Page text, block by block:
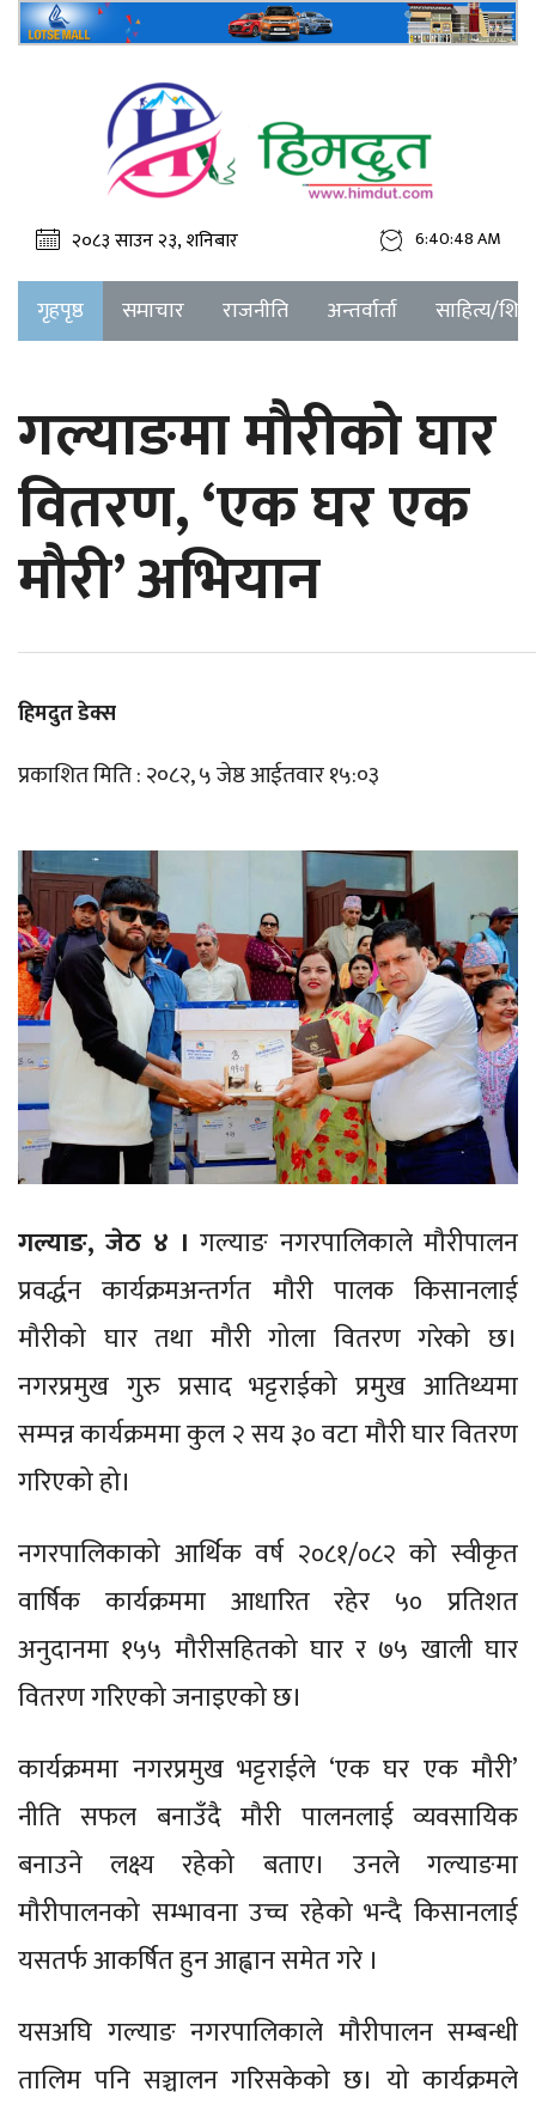
२०८३ साउन २३, शनिबार 6:40:48 AM
गृहपृष्ठ समाचार राजनीति अन्तर्वार्ता साहित्य/
गल्याङमा मौरीको घार
वितरण, ‘एक घर एक
मौरी’ अभियान
हिमदुत डेक्स
प्रकाशित मिति : २०८२, ५ जेष्ठ आईतवार १५:०३
गल्याङ, जेठ ४ ।गल्याङ नगरपालिकाले मौरीपालन
प्रवर्द्धन कार्यक्रमअन्तर्गत मौरी पालक किसानलाई
मौरीको घार तथा मौरी गोला वितरण गरेको छ।
नगरप्रमुख गुरु प्रसाद भट्टराईको प्रमुख आतिथ्यमा
सम्पन्न कार्यक्रममा कुल २ सय ३० वटा मौरी घार वितरण
गरिएको हो।
नगरपालिकाको आर्थिक वर्ष २०८१/०८२ को स्वीकृत
वार्षिक कार्यक्रममा आधारित रहेर ५० प्रतिशत
अनुदानमा १५५ मौरीसहितको घार र ७५ खाली घार
वितरण गरिएको जनाइएको छ।
कार्यक्रममा नगरप्रमुख भट्टराईले ‘एक घर एक मौरी’
नीति सफल बनाउँदै मौरी पालनलाई व्यवसायिक
बनाउने लक्ष्य रहेको बताए। उनले गल्याङमा
मौरीपालनको सम्भावना उच्च रहेको भन्दै किसानलाई
यसतर्फ आकर्षित हुन आह्वान समेत गरे ।
यसअघि गल्याङ नगरपालिकाले मौरीपालन सम्बन्धी
तालिम पनि सञ्चालन गरिसकेको छ। यो कार्यक्रमले